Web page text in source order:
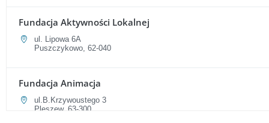
Fundacja Aktywności Lokalnej
ul. Lipowa 6A
Puszczykowo, 62-040
Fundacja Animacja
ul.B.Krzywoustego 3
Pleszew, 63-300